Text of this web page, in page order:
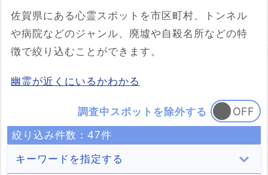
佐賀県にある心霊スポットを市区町村、トンネル
や病院などのジャンル、廃墟や自殺名所などの特
徴で絞り込むことができます。
幽霊が近くにいるかわかる
調査中スポットを除外する
絞り込み件数： 47件
キーワードを指定する